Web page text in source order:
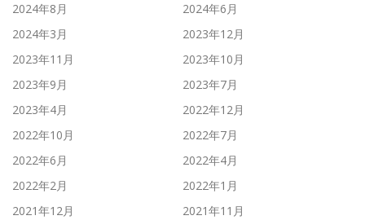
2024年8月
2024年6月
2024年3月
2023年12月
2023年11月
2023年10月
2023年9月
2023年7月
2023年4月
2022年12月
2022年10月
2022年7月
2022年6月
2022年4月
2022年2月
2022年1月
2021年12月
2021年11月